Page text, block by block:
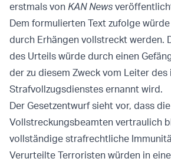
erstmals von KAN News
Dem formulierten Text zufolge
durch Erhängen vollstreckt werden.
des Urteils würde durch einen
der zu diesem Zweck vom Leiter des
Strafvollzugsdienstes ernannt wird.
Der Gesetzentwurf sieht vor, dass
Vollstreckungsbeamten vertraulich
vollständige strafrechtliche
Verurteilte Terroristen würden in